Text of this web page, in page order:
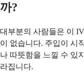
까?
대부분의 사람들은 이
이 없습니다. 주입이 시
나 따뜻함을 느낄 수 있
라집니다.